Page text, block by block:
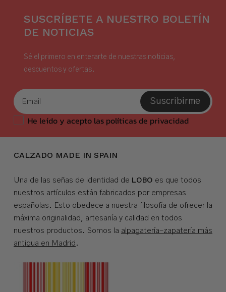
SUSCRÍBETE A NUESTRO BOLETÍN
DE NOTICIAS
Sé el primero en enterarte de nuestras noticias,
descuentos y ofertas.
Suscribirme
He leído y acepto las políticas de privacidad
CALZADO MADE IN SPAIN
Una de las señas de identidad de LOBO es que todos
nuestros artículos están fabricados por empresas
españolas. Esto obedece a nuestra filosofía de ofrecer la
máxima originalidad, artesanía y calidad en todos
nuestros productos. Somos la alpagatería-zapatería más
antigua en Madrid .